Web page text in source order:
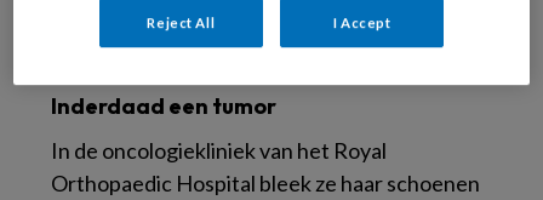
behandelaars stuurde haar vervolgens door
naar het gespecialiseerde ziekenhuis.
Inderdaad een tumor
In de oncologiekliniek van het Royal
Orthopaedic Hospital bleek ze haar schoenen
Reject All I Accept